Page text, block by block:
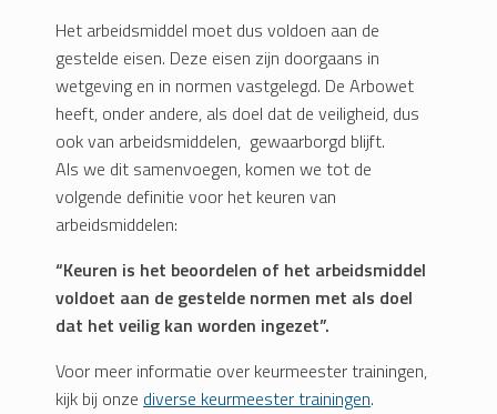
Het arbeidsmiddel moet dus voldoen aan de
gestelde eisen. Deze eisen zijn doorgaans in
wetgeving en in normen vastgelegd. De Arbowet
heeft, onder andere, als doel dat de veiligheid, dus
ook van arbeidsmiddelen, gewaarborgd blijft.
Als we dit samenvoegen, komen we tot de
volgende definitie voor het keuren van
arbeidsmiddelen:
“Keuren is het beoordelen of het arbeidsmiddel
voldoet aan de gestelde normen met als doel
dat het veilig kan worden ingezet”.
Voor meer informatie over keurmeester trainingen,
kijk bij onze diverse keurmeester trainingen.